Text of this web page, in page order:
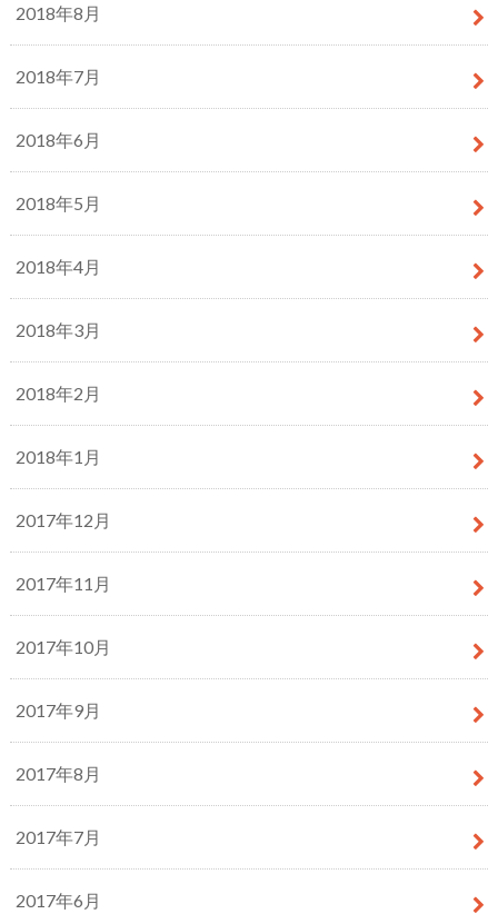
2018年8月
2018年7月
2018年6月
2018年5月
2018年4月
2018年3月
2018年2月
2018年1月
2017年12月
2017年11月
2017年10月
2017年9月
2017年8月
2017年7月
2017年6月